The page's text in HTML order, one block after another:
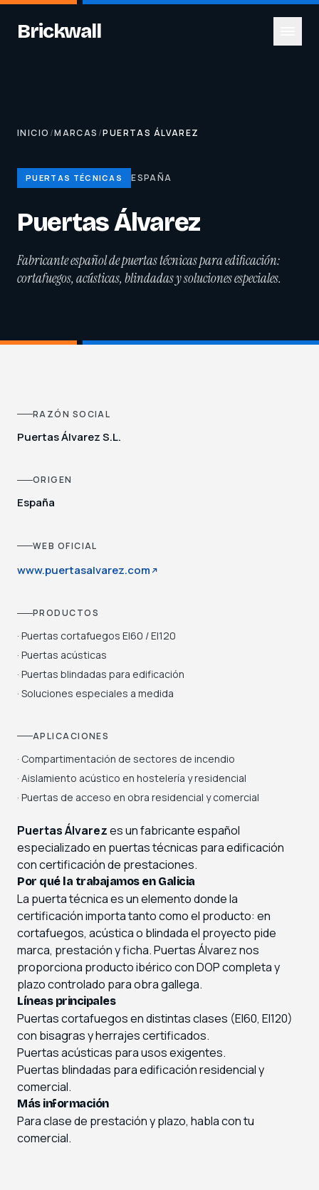
Brickwall
INICIO /MARCAS /PUERTAS ÁLVAREZ
PUERTAS TÉCNICAS ESPAÑA
Puertas Álvarez
Fabricante español de puertas técnicas para edificación:
cortafuegos, acústicas, blindadas y soluciones especiales.
RAZÓN SOCIAL
Puertas Álvarez S.L.
ORIGEN
España
WEB OFICIAL
www.puertasalvarez.com
PRODUCTOS
· Puertas cortafuegos EI60 / EI120
· Puertas acústicas
· Puertas blindadas para edificación
· Soluciones especiales a medida
APLICACIONES
· Compartimentación de sectores de incendio
· Aislamiento acústico en hostelería y residencial
· Puertas de acceso en obra residencial y comercial
Puertas Álvarezes un fabricante español
especializado en puertas técnicas para edificación
con certificación de prestaciones.
Por qué la trabajamos en Galicia
La puerta técnica es un elemento donde la
certificación importa tanto como el producto: en
cortafuegos, acústica o blindada el proyecto pide
marca, prestación y ficha. Puertas Álvarez nos
proporciona producto ibérico con DOP completa y
plazo controlado para obra gallega.
Líneas principales
Puertas cortafuegos en distintas clases (EI60, EI120)
con bisagras y herrajes certificados.
Puertas acústicas para usos exigentes.
Puertas blindadas para edificación residencial y
comercial.
Más información
Para clase de prestación y plazo, habla con tu
comercial.